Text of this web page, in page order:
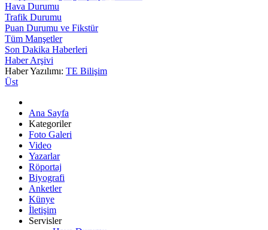
Hava Durumu
Trafik Durumu
Puan Durumu ve Fikstür
Tüm Manşetler
Son Dakika Haberleri
Haber Arşivi
Haber Yazılımı: TE Bilişim
Üst
Ana Sayfa
Kategoriler
Foto Galeri
Video
Yazarlar
Röportaj
Biyografi
Anketler
Künye
İletişim
Servisler